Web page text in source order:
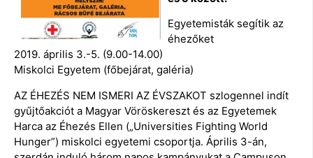
Egyetemisták segítik az
éhezőket
2019. április 3.-5. (9.00-14.00)
Miskolci Egyetem (főbejárat, galéria)
AZ ÉHEZÉS NEM ISMERI AZ ÉVSZAKOT szlogennel indít
gyűjtőakciót a Magyar Vöröskereszt és az Egyetemek
Harca az Éhezés Ellen („Universities Fighting World
Hunger”) miskolci egyetemi csoportja. Április 3-án,